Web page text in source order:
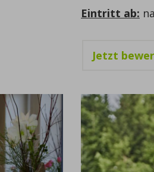
Eintritt ab:
Jetzt